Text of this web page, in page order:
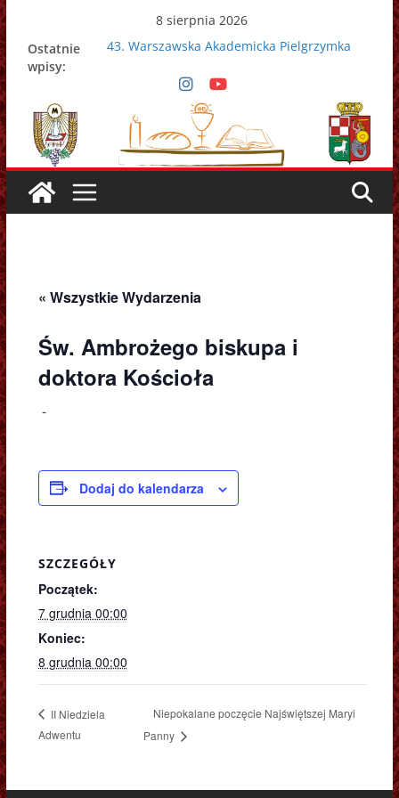
Przejdź
do
treści
8 sierpnia 2026
Ostatnie
wpisy:
43. Warszawska Akademicka Pielgrzymka
Nowy Papież – Leon XIV
Zmarł papież Franciszek
Adrian Galbas nowym metropolitą
warszawskim
Zmarł ks. prałat Kazimierz Apel
« Wszystkie Wydarzenia
Św. Ambrożego biskupa i
doktora Kościoła
-
Dodaj do kalendarza
SZCZEGÓŁY
Początek:
7 grudnia 00:00
Koniec:
8 grudnia 00:00
II Niedziela
Adwentu
Niepokalane poczęcie Najświętszej Maryi
Panny